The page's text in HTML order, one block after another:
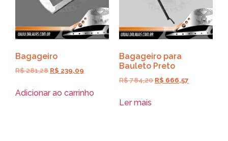
Bagageiro
R$281,28 R$ 239,09
Adicionar ao carrinho
Bagageiro para
Bauleto Preto
R$784,20 R$ 666,57
Ler mais